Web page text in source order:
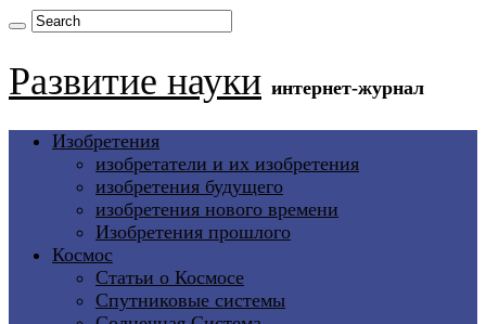
Развитие науки интернет-журнал
Изобретения
изобретатели и их изобретения
изобретения будущего
изобретения нового времени
Изобретения прошлого
Космос
Статьи о Космосе
Спутниковые системы